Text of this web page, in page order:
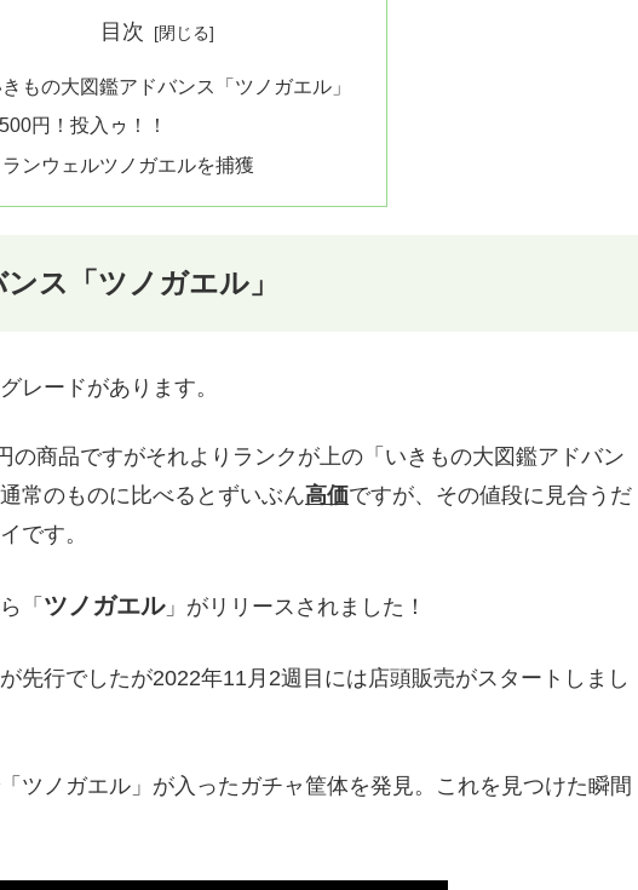
目次
もの大図鑑アドバンス「ツノガエル」
円！投入ゥ！！
ランウェルツノガエルを捕獲
ス「ツノガエル」
レードがあります。
の商品ですがそれよりランクが上の「いきもの大図鑑アドバン
常のものに比べるとずいぶん高価ですが、その値段に見合うだ
です。
「 ツノガエル」がリリースされました！
先行でしたが2022年11月2週目には店頭販売がスタートしまし
ツノガエル」が入ったガチャ筐体を発見。これを見つけた瞬間